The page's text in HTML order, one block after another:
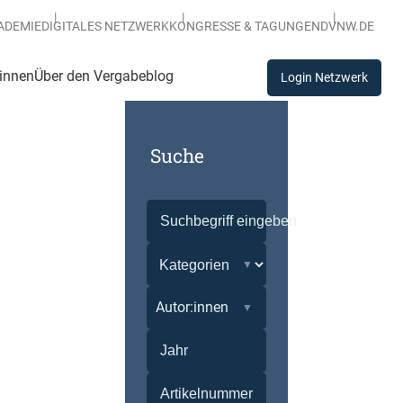
DIGITALES NETZWERKKONGRESSE & TAGUNGENDVNW.DE
Über den Vergabeblog Login Netzwerk
Suche
Autor:innen